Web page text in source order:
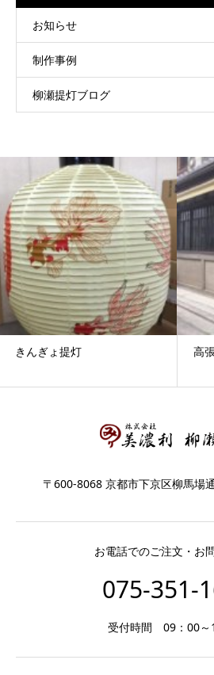
お知らせ
制作事例
柳瀬提灯ブログ
きんぎょ提灯 高
〒600-8068 京都市下京区柳馬場
お電話でのご注文・お
075-351-
受付時間 09：00～